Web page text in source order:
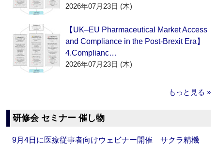
2026年07月23日 (木)
【UK–EU Pharmaceutical Market Access
and Compliance in the Post-Brexit Era】
4.Complianc…
2026年07月23日 (木)
もっと見る »
研修会 セミナー 催し物
9月4日に医療従事者向けウェビナー開催 サクラ精機